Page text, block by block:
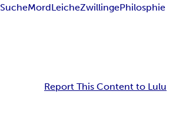
SucheMordLeicheZwillingePhilosphie
Report This Content to Lulu